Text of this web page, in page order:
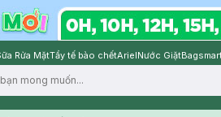
Rửa MặtTẩy tế bào chếtArielNước Giặt